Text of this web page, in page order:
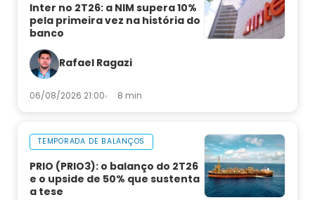
Inter no 2T26: a NIM supera 10%
pela primeira vez na história do
banco
Rafael Ragazi
06/08/2026 21:00 8 min
TEMPORADA DE BALANÇOS
PRIO (PRIO3): o balanço do 2T26
e o upside de 50% que sustenta
a tese